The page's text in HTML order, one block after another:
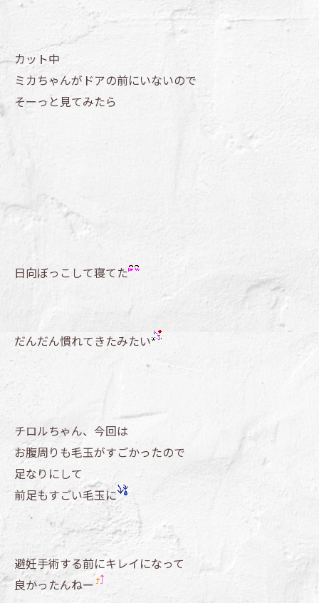
カット中
ミカちゃんがドアの前にいないので
そーっと見てみたら
日向ぼっこして寝てた
だんだん慣れてきたみたい
チロルちゃん、今回は
お腹周りも毛玉がすごかったので
足なりにして
前足もすごい毛玉に
避妊手術する前にキレイになって
良かったんねー